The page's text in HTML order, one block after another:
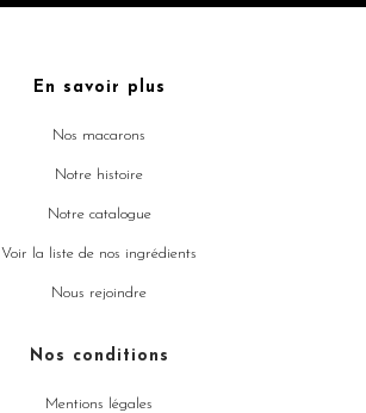
En savoir plus
Nos macarons
Notre histoire
Notre catalogue
Voir la liste de nos ingrédients
Nous rejoindre
Nos conditions
Mentions légales